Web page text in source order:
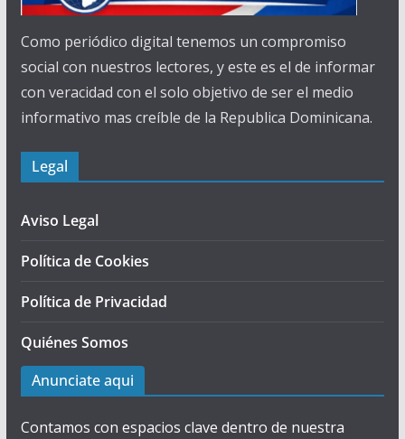
Como periódico digital tenemos un compromiso
social con nuestros lectores, y este es el de informar
con veracidad con el solo objetivo de ser el medio
informativo mas creíble de la Republica Dominicana.
Legal
Aviso Legal
Política de Cookies
Política de Privacidad
Quiénes Somos
Anunciate aqui
Contamos con espacios clave dentro de nuestra